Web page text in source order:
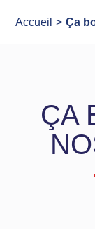
Accueil Ça
ÇA